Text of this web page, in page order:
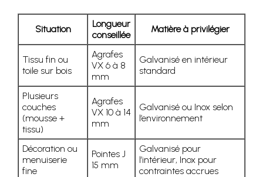
Situation
Longueur
conseillée
Matière à privilégier
Tissu fin ou
toile sur bois
Agrafes
VX 6 à 8
mm
Galvanisé en intérieur
standard
Plusieurs
couches
(mousse +
tissu)
Agrafes
VX 10 à 14
mm
Galvanisé ou Inox selon
l’environnement
Décoration ou
menuiserie
fine
Pointes J
15 mm
Galvanisé pour
l’intérieur, Inox pour
contraintes accrues